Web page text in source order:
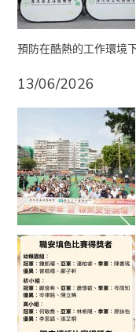
預防在酷熱的工作環境
13/06/2026